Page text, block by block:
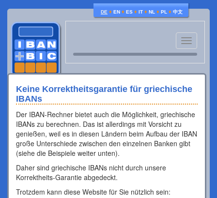
DE ♦ EN ♦ ES ♦ IT ♦ NL ♦ PL ♦ 中文
Toggle
navigation
Keine Korrektheitsgarantie für griechische
IBANs
Der IBAN-Rechner bietet auch die Möglichkeit, griechische
IBANs zu berechnen. Das ist allerdings mit Vorsicht zu
genießen, weil es in diesen Ländern beim Aufbau der IBAN
große Unterschiede zwischen den einzelnen Banken gibt
(siehe die Beispiele weiter unten).
Daher sind griechische IBANs nicht durch unsere
Korrektheits-Garantie abgedeckt.
Trotzdem kann diese Website für Sie nützlich sein: